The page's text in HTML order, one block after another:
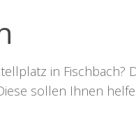
in Fischbach?
sollen Ihnen